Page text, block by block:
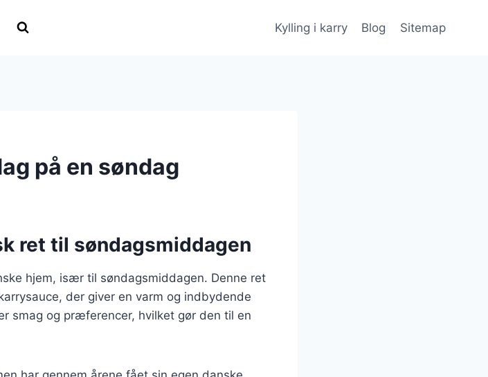
Kylling i karry Blog Sitemap
på en søndag
ret til søndagsmiddagen
hjem, især til søndagsmiddagen. Denne ret
der giver en varm og indbydende
smag og præferencer, hvilket gør den til en